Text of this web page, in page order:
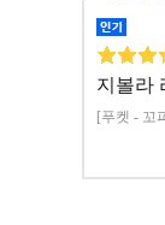
지볼라
[푸켓 - 꼬